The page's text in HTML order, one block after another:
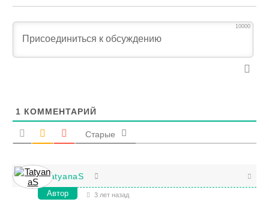
10000
1 КОММЕНТАРИЙ
Старые
TatyanaS
Автор 3 лет назад